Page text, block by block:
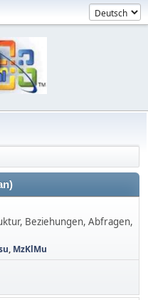
Beziehungen, Abfragen,
, MzKlMu